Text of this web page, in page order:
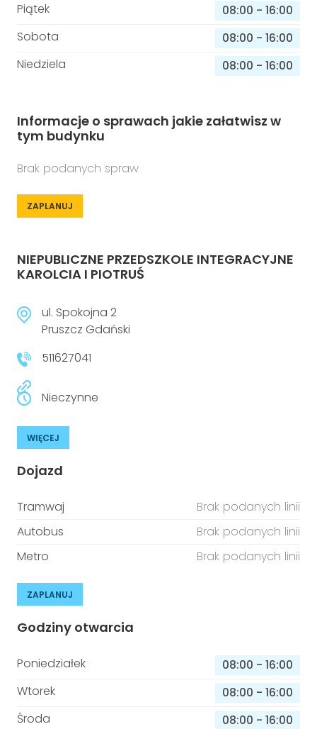
Piątek
08:00 - 16:00
Sobota
08:00 - 16:00
Niedziela
08:00 - 16:00
Informacje o sprawach jakie załatwisz w
tym budynku
Brak podanych spraw
ZAPLANUJ
NIEPUBLICZNE PRZEDSZKOLE INTEGRACYJNE
KAROLCIA I PIOTRUŚ
ul. Spokojna 2
Pruszcz Gdański
511627041
Nieczynne
WIĘCEJ
Dojazd
Tramwaj
Brak podanych linii
Autobus
Brak podanych linii
Metro
Brak podanych linii
ZAPLANUJ
Godziny otwarcia
Poniedziałek 08:00 - 16:00
Wtorek
08:00 - 16:00
Środa
08:00 - 16:00